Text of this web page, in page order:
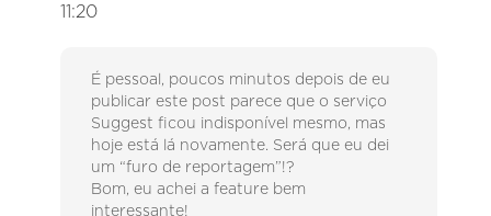
11:20
É pessoal, poucos minutos depois de eu
publicar este post parece que o serviço
Suggest ficou indisponível mesmo, mas
hoje está lá novamente. Será que eu dei
um “furo de reportagem”!?
Bom, eu achei a feature bem
interessante!